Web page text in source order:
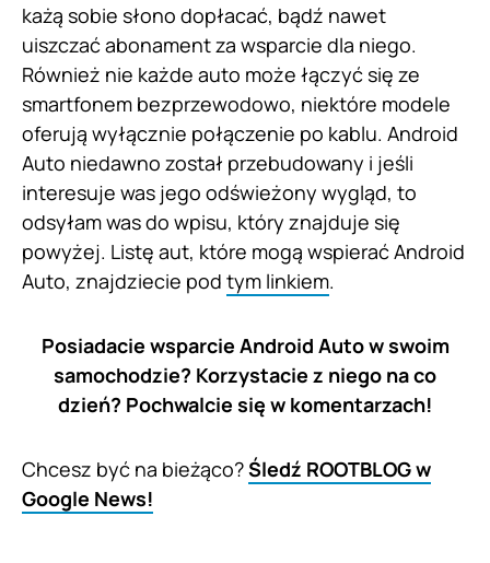
każą sobie słono dopłacać, bądź nawet
uiszczać abonament za wsparcie dla niego.
Również nie każde auto może łączyć się ze
smartfonem bezprzewodowo, niektóre modele
oferują wyłącznie połączenie po kablu. Android
Auto niedawno został przebudowany i jeśli
interesuje was jego odświeżony wygląd, to
odsyłam was do wpisu, który znajduje się
powyżej. Listę aut, które mogą wspierać Android
Auto, znajdziecie pod tym linkiem.
Posiadacie wsparcie Android Auto w swoim
samochodzie? Korzystacie z niego na co
dzień? Pochwalcie się w komentarzach!
Chcesz być na bieżąco?Śledź ROOTBLOG w
Google News!